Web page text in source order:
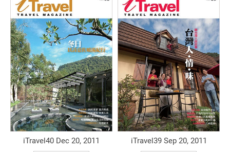
iTravel40 Dec 20, 2011 iTravel39 Sep 20, 2011